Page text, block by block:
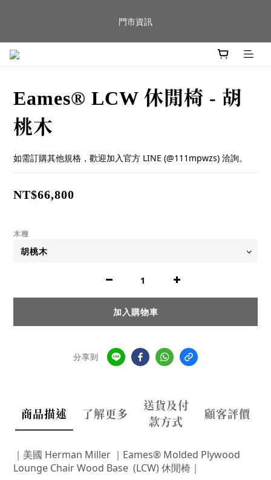
群門市展示中✨
門市資訊
新品到貨｜日本燈具品牌 Ambientec 年度新品 Barcarolle 臺中樂
Eames® LCW 休閒椅 - 胡
桃木
如需訂購其他規格，歡迎加入官方 LINE (@111mpwzs) 洽詢。
NT$66,800
木種
加入購物車
分享到
商品描述 了解更多
送貨及付
款方式
顧客評價
｜美國 Herman Miller ｜Eames® Molded Plywood
Lounge Chair Wood Base (LCW) 休閒椅｜